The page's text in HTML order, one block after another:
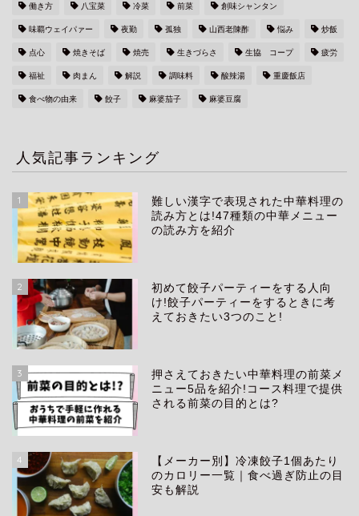
働き方 八宝菜 冷菜 前菜 創味シャンタン
味覇ウェイパァー 夜勤 孤独 山西老陳酢 悩み 炒飯
点心 焼きそば 焼売 生きづらさ 生協 コープ 疲労
福祉 肉まん 解説 調味料 酸辣湯 重慶飯店
食べ物の由来 餃子 麻婆茄子 麻婆豆腐
人気記事ランキング
1
難しい漢字で表現された中華料理の
読み方とは!47種類の中華メニュー
の読み方を紹介
2
初めて餃子パーティーをする人向
け!餃子パーティーをするときに考
えておきたい3つのこと!
3
押さえておきたい中華料理の前菜メ
ニュー5品を紹介!コース料理で提供
される前菜の目的とは?
4
【メーカー別】冷凍餃子1個あたり
のカロリー一覧｜食べ過ぎ防止の目
安も解説
生き方